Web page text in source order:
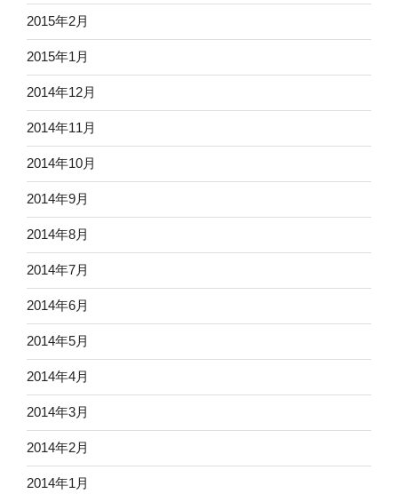
2015年2月
2015年1月
2014年12月
2014年11月
2014年10月
2014年9月
2014年8月
2014年7月
2014年6月
2014年5月
2014年4月
2014年3月
2014年2月
2014年1月